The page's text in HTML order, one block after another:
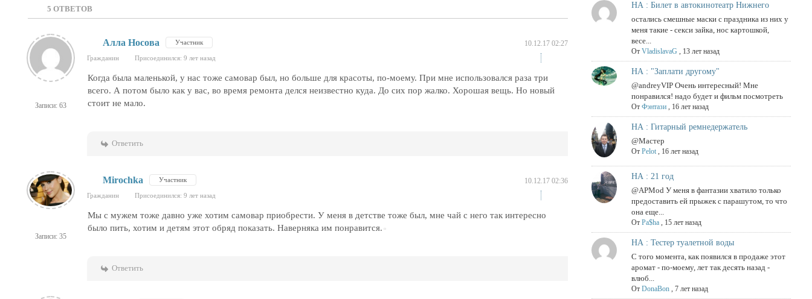
5 ОТВЕТОВ
Записи: 63
Алла Носова Участник 10.12.17 02:27
Гражданин Присоединился: 9 лет назад
Когда была маленькой, у нас тоже самовар был, но больше для красоты, по-моему. При мне использовался раза три
всего. А потом было как у вас, во время ремонта делся неизвестно куда. До сих пор жалко. Хорошая вещь. Но новый
стоит не мало.
Ответить
Записи: 35
Mirochka Участник 10.12.17 02:36
Гражданин Присоединился: 9 лет назад
Мы с мужем тоже давно уже хотим самовар приобрести. У меня в детстве тоже был, мне чай с него так интересно
было пить, хотим и детям этот обряд показать. Наверняка им понравится.
Ответить
НА : Билет в автокинотеатр Нижнего
остались смешные маски с праздника из них у
меня такие - секси зайка, нос картошкой,
весе...
ОтVladislavaG , 13 лет назад
НА : "Заплати другому"
@andreyVIP Очень интересный! Мне
понравился! надо будет и фильм посмотреть
ОтФэнтази , 16 лет назад
НА : Гитарный ремнедержатель
@Мастер
ОтPelot , 16 лет назад
НА : 21 год
@APMod У меня в фантазии хватило только
предоставить ей прыжек с парашутом, то что
она еще...
ОтPa$ha , 15 лет назад
НА : Тестер туалетной воды
С того момента, как появился в продаже этот
аромат - по-моему, лет так десять назад -
влюб...
ОтDonaBon ,7 лет назад